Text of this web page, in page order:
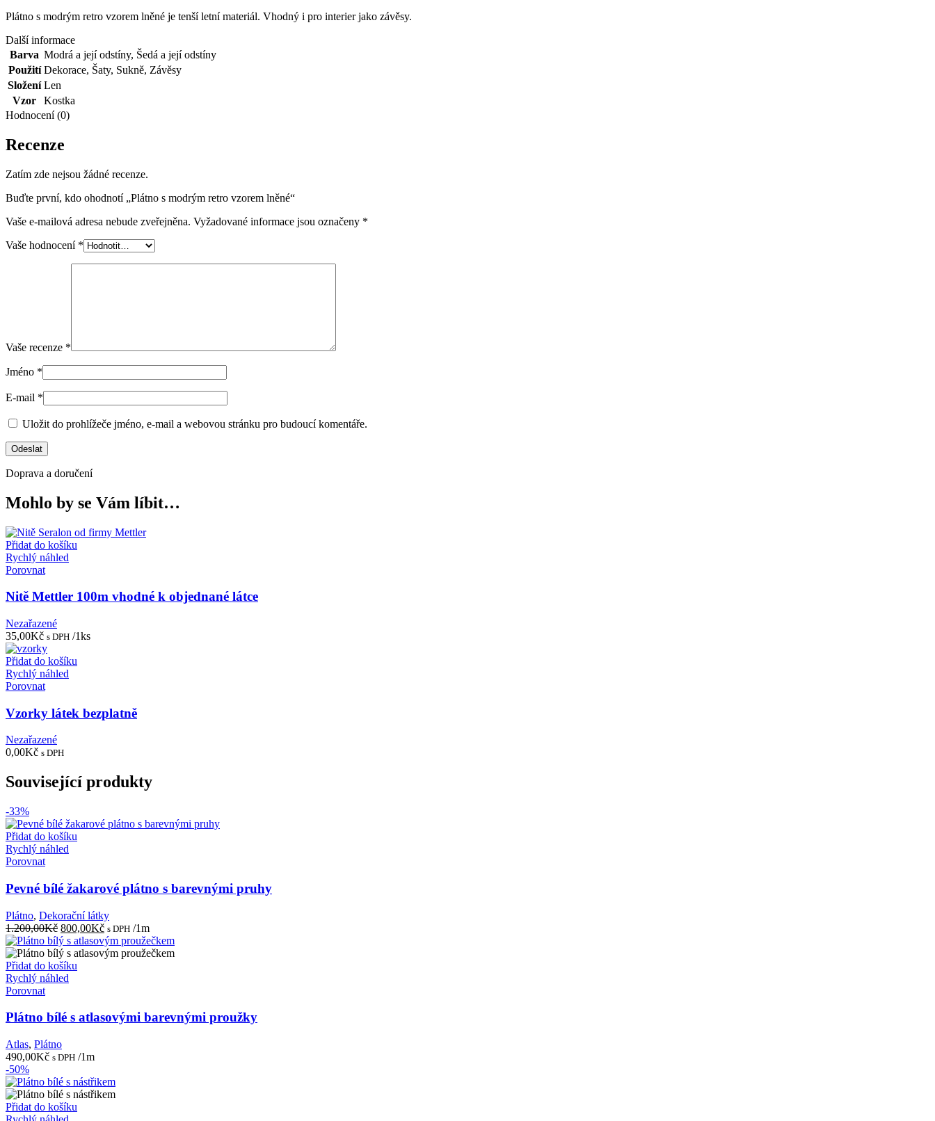
Plátno s modrým retro vzorem lněné je tenší letní materiál. Vhodný i pro interier jako závěsy.
Další informace
Barva Modrá a její odstíny, Šedá a její odstíny
Použití Dekorace, Šaty, Sukně, Závěsy
Složení Len
Vzor
Kostka
Hodnocení (0)
Recenze
Zatím zde nejsou žádné recenze.
Buďte první, kdo ohodnotí „Plátno s modrým retro vzorem lněné“
Vaše e-mailová adresa nebude zveřejněna. Vyžadované informace jsou označeny *
Vaše hodnocení *
Vaše recenze *
Jméno *
E-mail *
Uložit do prohlížeče jméno, e-mail a webovou stránku pro budoucí komentáře.
Doprava a doručení
Mohlo by se Vám líbit…
Přidat do košíku
Rychlý náhled
Porovnat
Nitě Mettler 100m vhodné k objednané látce
Nezařazené
35,00Kč s DPH /1ks
Přidat do košíku
Rychlý náhled
Porovnat
Vzorky látek bezplatně
Nezařazené
0,00Kč s DPH
Související produkty
-33%
Přidat do košíku
Rychlý náhled
Porovnat
Pevné bílé žakarové plátno s barevnými pruhy
Plátno, Dekorační látky
1.200,00Kč Původní
cena
byla:
1.200,00Kč.
800,00KčAktuální
cena
je:
s DPH /1m
Přidat do košíku
Rychlý náhled
Porovnat
Plátno bílé s atlasovými barevnými proužky
Atlas, Plátno
490,00Kč s DPH /1m
-50%
Přidat do košíku